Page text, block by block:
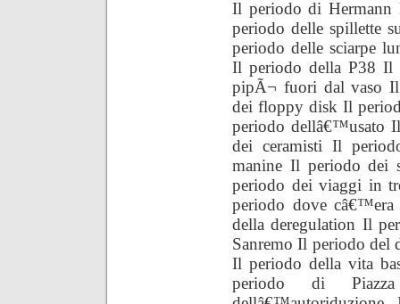
Il periodo di Hermann
periodo delle spillette
periodo delle sciarpe
Il periodo della P38 Il
pipÃ¬ fuori dal vaso
dei floppy disk Il
periodo dellâ€™usato
dei ceramisti Il
manine Il periodo dei
periodo dei viaggi in
periodo dove
della deregulation Il
Sanremo Il periodo
Il periodo della vita
periodo di